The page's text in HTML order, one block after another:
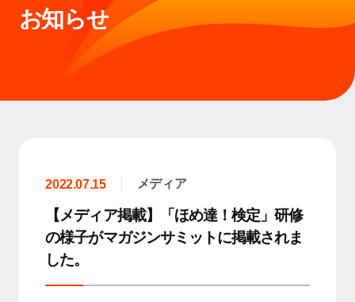
お知らせ
2022.07.15 メディア
【メディア掲載】「ほめ達！検定」研修
の様子がマガジンサミットに掲載されま
した。